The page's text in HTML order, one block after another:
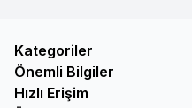
Kategoriler
Önemli Bilgiler
Hızlı Erişim